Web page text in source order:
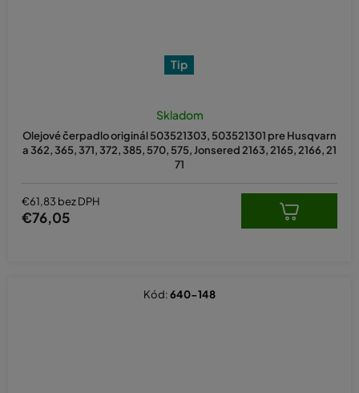
Tip
Olejové čerpadlo originál 503521303, 503521301 pre Husqvarn
a 362, 365, 371, 372, 385, 570, 575, Jonsered 2163, 2165, 2166, 21
71
Skladom
€61,83 bez DPH
€76,05
Kód:640-148